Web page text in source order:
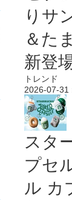
りサ
＆た
新登
トレンド
2026-07-31
スタ
プセ
ル カ